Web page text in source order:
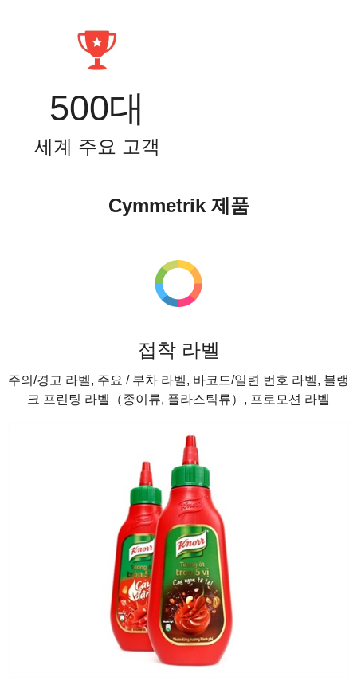
500대
세계 주요 고객
Cymmetrik 제품
접착 라벨
주의/경고 라벨, 주요 / 부차 라벨, 바코드/일련 번호 라벨, 블랭
크 프린팅 라벨（종이류, 플라스틱류）, 프로모션 라벨